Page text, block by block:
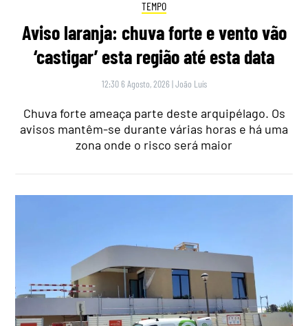
TEMPO
Aviso laranja: chuva forte e vento vão
‘castigar’ esta região até esta data
12:30 6 Agosto, 2026 |João Luís
Chuva forte ameaça parte deste arquipélago. Os
avisos mantêm-se durante várias horas e há uma
zona onde o risco será maior